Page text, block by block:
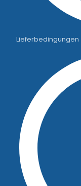
Lieferbedingungen